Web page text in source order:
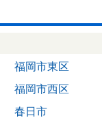
福岡市東区
福岡市西区
春日市